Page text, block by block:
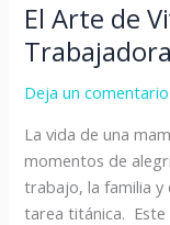
El Arte de
Trabajadora
Deja un comentario
La vida de una
momentos de
trabajo, la familia y
tarea titánica.